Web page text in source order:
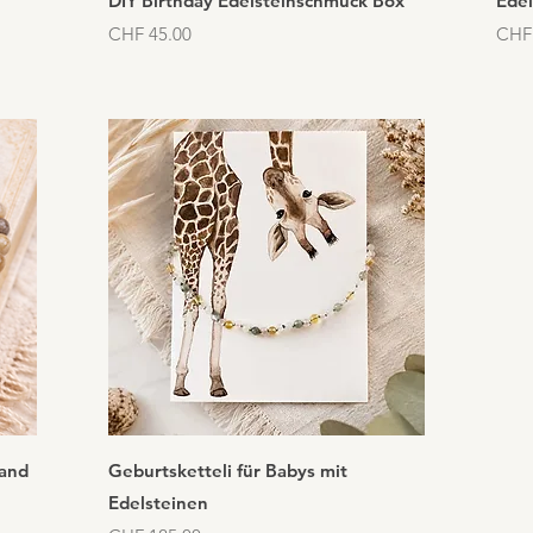
Preis
CHF 45.00
Preis
Schnellansicht
Geburtsketteli für Babys mit
Edelsteinen